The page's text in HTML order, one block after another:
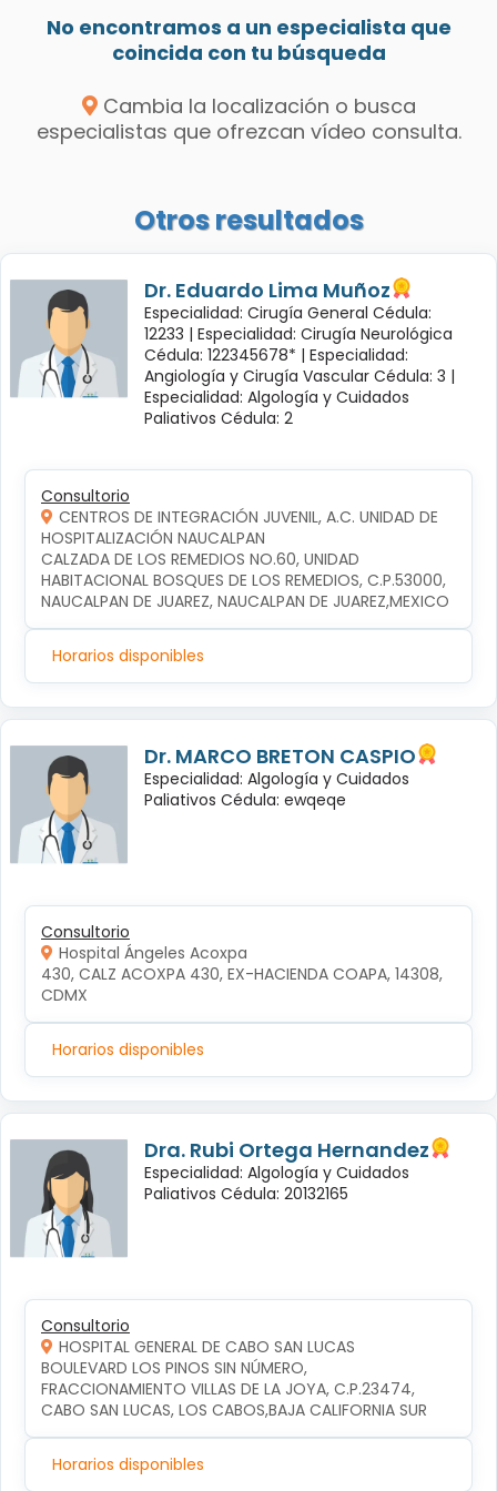
No encontramos a un especialista que
coincida con tu búsqueda
Cambia la localización o busca
especialistas que ofrezcan vídeo consulta.
Otros resultados
Dr. Eduardo Lima Muñoz
Especialidad: Cirugía General Cédula:
12233 | Especialidad: Cirugía Neurológica
Cédula: 122345678* | Especialidad:
Angiología y Cirugía Vascular Cédula: 3 |
Especialidad: Algología y Cuidados
Paliativos Cédula: 2
Consultorio
CENTROS DE INTEGRACIÓN JUVENIL, A.C. UNIDAD DE
HOSPITALIZACIÓN NAUCALPAN
CALZADA DE LOS REMEDIOS NO.60, UNIDAD
HABITACIONAL BOSQUES DE LOS REMEDIOS, C.P.53000,
NAUCALPAN DE JUAREZ, NAUCALPAN DE JUAREZ,MEXICO
Horarios disponibles
Dr. MARCO BRETON CASPIO
Especialidad: Algología y Cuidados
Paliativos Cédula: ewqeqe
Consultorio
Hospital Ángeles Acoxpa
430, CALZ ACOXPA 430, EX-HACIENDA COAPA, 14308,
CDMX
Horarios disponibles
Dra. Rubi Ortega Hernandez
Especialidad: Algología y Cuidados
Paliativos Cédula: 20132165
Consultorio
HOSPITAL GENERAL DE CABO SAN LUCAS
BOULEVARD LOS PINOS SIN NÚMERO,
FRACCIONAMIENTO VILLAS DE LA JOYA, C.P.23474,
CABO SAN LUCAS, LOS CABOS,BAJA CALIFORNIA SUR
Horarios disponibles